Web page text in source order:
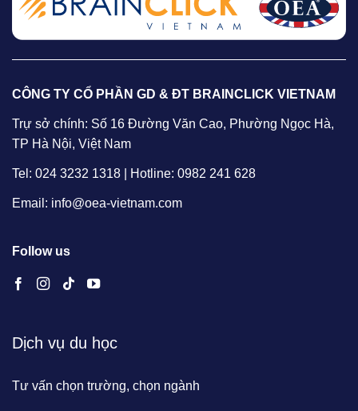
CÔNG TY CỔ PHẦN GD & ĐT BRAINCLICK VIETNAM
Trự sở chính: Số 16 Đường Văn Cao, Phường Ngọc Hà,
TP Hà Nội, Việt Nam
Tel: 024 3232 1318 | Hotline: 0982 241 628
Email: info@oea-vietnam.com
Follow us
Dịch vụ du học
Tư vấn chọn trường, chọn ngành